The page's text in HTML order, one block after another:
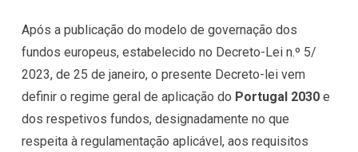
Após a publicação do modelo de governação dos
fundos europeus, estabelecido no Decreto-Lei n.º 5/
2023, de 25 de janeiro, o presente Decreto-lei vem
definir o regime geral de aplicação do Portugal 2030 e
dos respetivos fundos, designadamente no que
respeita à regulamentação aplicável, aos requisitos